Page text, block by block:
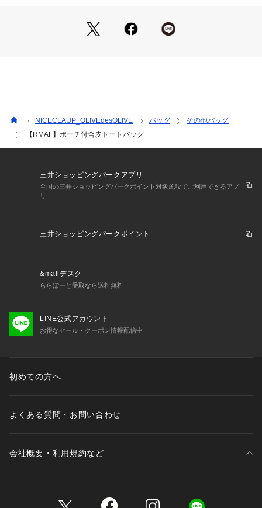
※撮影時の光の関係で、画面上の画像と実際のお色とでは若干
の色差が生じる可能性がございます。
NICECLAUP_OLIVEdesOLIVE バッグ
その他バッグ
【RMAF】ポーチ付合皮トートバッグ
三井ショッピングパークアプリ
全国の三井ショッピングパークポイント対象施設でご利用できるアプ
リ
三井ショッピングパークポイント
&mallデスク
ららぽーと受取なら送料無料
LINE公式アカウント
お得なセール・クーポン情報配信中
初めての方へ
よくある質問・お問い合わせ
会社概要・利用規約など